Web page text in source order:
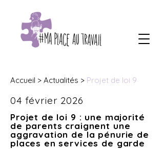
Accueil ­­> Actualités > Projet de loi 9
04 février 2026
Projet de loi 9 : une majorité
de parents craignent une
aggravation de la pénurie de
places en services de garde